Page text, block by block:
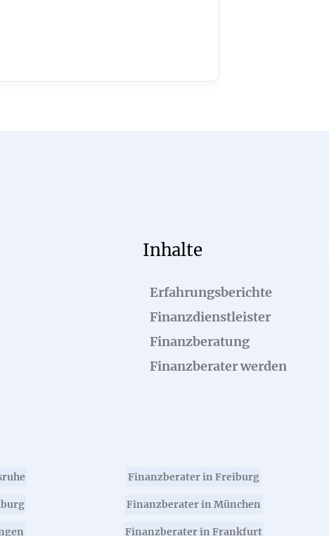
Inhalte
Erfahrungsberichte
Finanzdienstleister
Finanzberatung
Finanzberater werden
Finanzberater in Freiburg
Finanzberater in München
Finanzberater in Frankfurt